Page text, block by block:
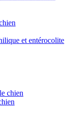
et entérocolite
chien